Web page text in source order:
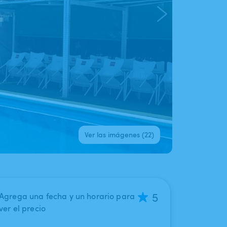
Ver las imágenes (22)
una fecha y un horario para
el precio
5